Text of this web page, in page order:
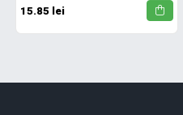
15.85 lei